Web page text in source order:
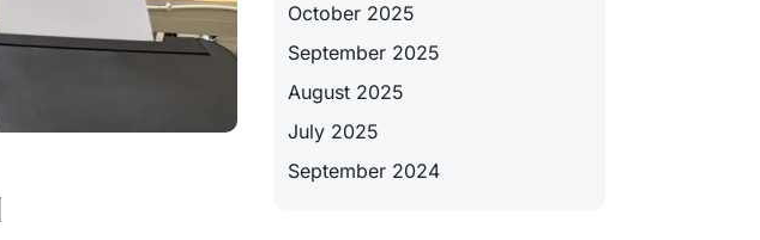
October 2025
September 2025
August 2025
July 2025
September 2024